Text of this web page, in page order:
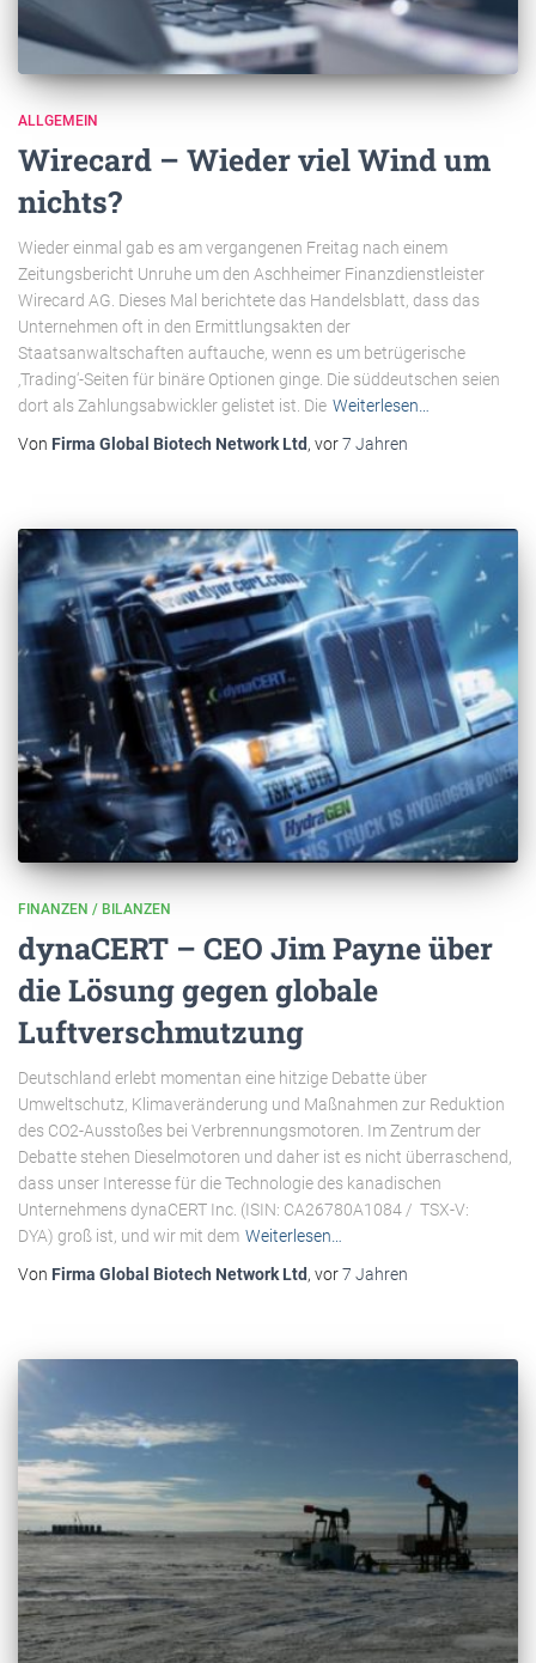
ALLGEMEIN
Wirecard – Wieder viel Wind um
nichts?
Wieder einmal gab es am vergangenen Freitag nach einem
Zeitungsbericht Unruhe um den Aschheimer Finanzdienstleister
Wirecard AG. Dieses Mal berichtete das Handelsblatt, dass das
Unternehmen oft in den Ermittlungsakten der
Staatsanwaltschaften auftauche, wenn es um betrügerische
‚Trading‘-Seiten für binäre Optionen ginge. Die süddeutschen seien
dort als Zahlungsabwickler gelistet ist. Die Weiterlesen…
Von Firma Global Biotech Network Ltd, vor7 Jahren
FINANZEN / BILANZEN
dynaCERT – CEO Jim Payne über
die Lösung gegen globale
Luftverschmutzung
Deutschland erlebt momentan eine hitzige Debatte über
Umweltschutz, Klimaveränderung und Maßnahmen zur Reduktion
des CO2-Ausstoßes bei Verbrennungsmotoren. Im Zentrum der
Debatte stehen Dieselmotoren und daher ist es nicht überraschend,
dass unser Interesse für die Technologie des kanadischen
Unternehmens dynaCERT Inc. (ISIN: CA26780A1084 / TSX-V:
DYA) groß ist, und wir mit dem Weiterlesen…
Von Firma Global Biotech Network Ltd, vor7 Jahren